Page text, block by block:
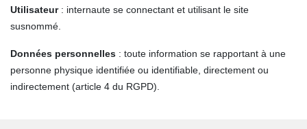
Utilisateur: internaute se connectant et utilisant le site
susnommé.
Données personnelles : toute information se rapportant à une
personne physique identifiée ou identifiable, directement ou
indirectement (article 4 du RGPD).